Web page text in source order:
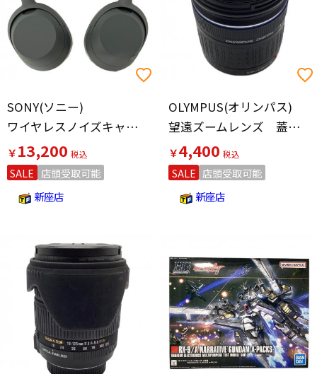
SONY(ソニー)
ワイヤレスノイズキャンセリングステレオヘッドセット WH-ULT900N
￥13,200
SALE 店頭受取可能
新座店
OLYMPUS(オリンパス)
望遠ズームレンズ 蓋欠品
￥4,400
SALE 店頭受取可能
新座店